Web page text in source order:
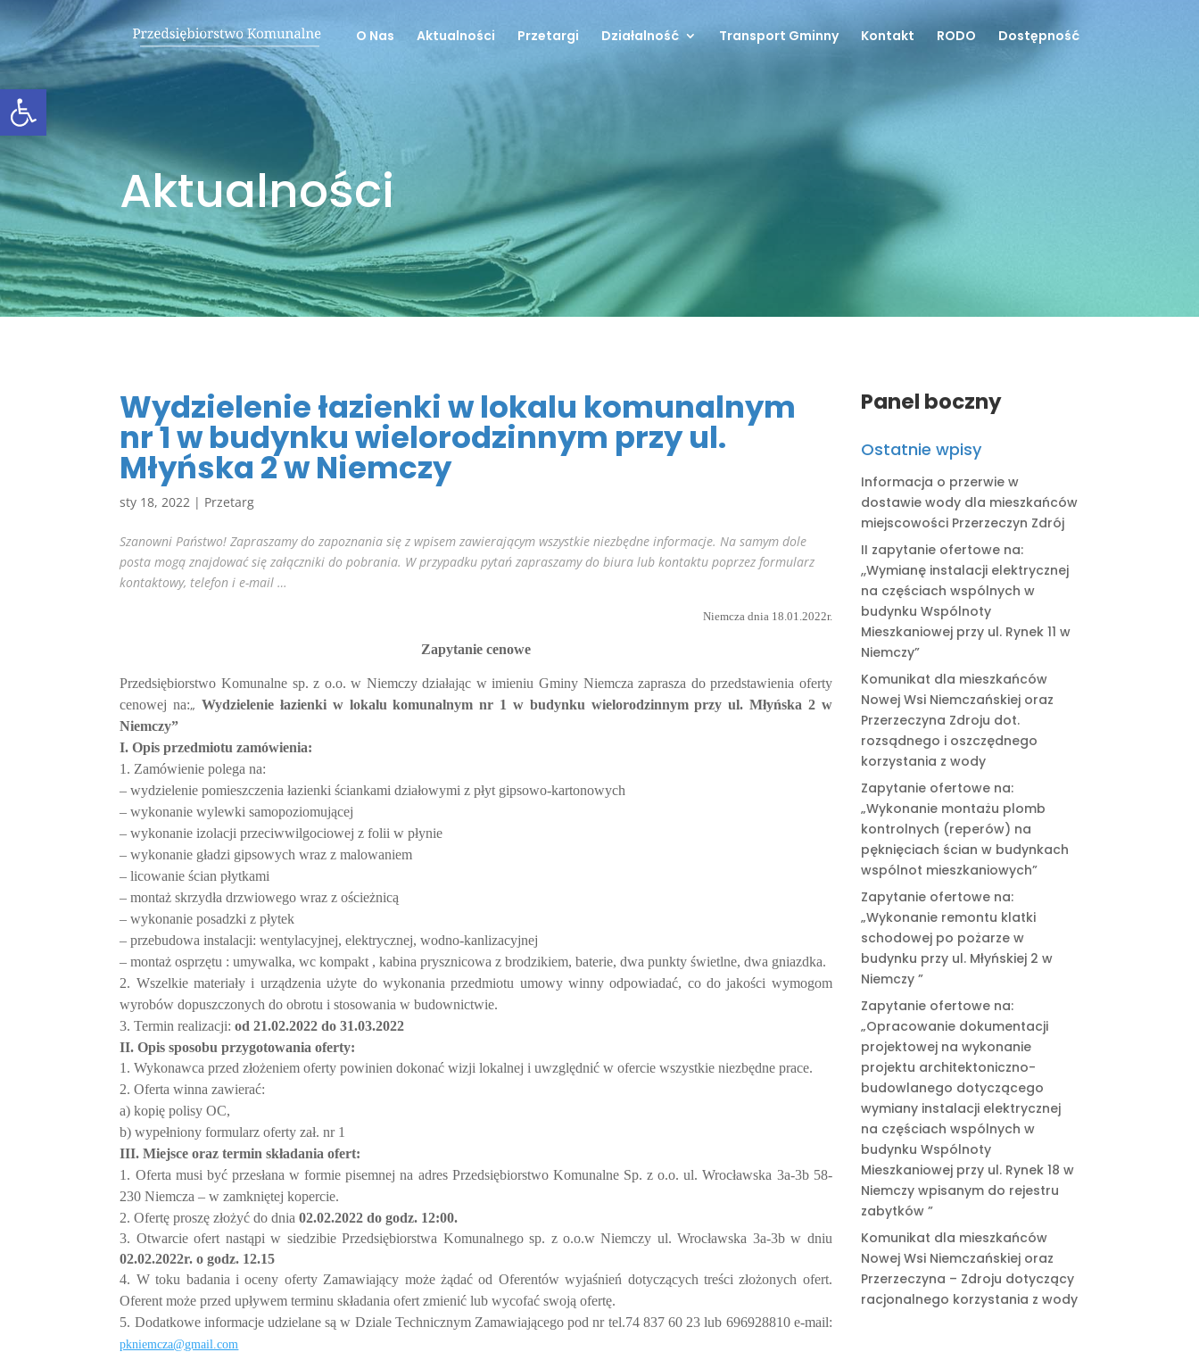
Otwórz pasek narzędzi
O Nas Aktualności Przetargi Działalność Transport Gminny Kontakt RODO Dostępność
Aktualności
Wydzielenie łazienki w lokalu komunalnym
nr 1 w budynku wielorodzinnym przy ul.
Młyńska 2 w Niemczy
sty 18, 2022 | Przetarg
Szanowni Państwo! Zapraszamy do zapoznania się z wpisem zawierającym wszystkie niezbędne informacje. Na samym dole
posta mogą znajdować się załączniki do pobrania. W przypadku pytań zapraszamy do biura lub kontaktu poprzez formularz
kontaktowy, telefon i e-mail …
Niemcza dnia 18.01.2022r.
Zapytanie cenowe
Przedsiębiorstwo Komunalne sp. z o.o. w Niemczy działając w imieniu Gminy Niemcza zaprasza do przedstawienia oferty
cenowej na:„Wydzielenie łazienki w lokalu komunalnym nr 1 w budynku wielorodzinnym przy ul. Młyńska 2 w
Niemczy”
I. Opis przedmiotu zamówienia:
1. Zamówienie polega na:
– wydzielenie pomieszczenia łazienki ściankami działowymi z płyt gipsowo-kartonowych
– wykonanie wylewki samopoziomującej
– wykonanie izolacji przeciwwilgociowej z folii w płynie
– wykonanie gładzi gipsowych wraz z malowaniem
– licowanie ścian płytkami
– montaż skrzydła drzwiowego wraz z ościeżnicą
– wykonanie posadzki z płytek
– przebudowa instalacji: wentylacyjnej, elektrycznej, wodno-kanlizacyjnej
– montaż osprzętu : umywalka, wc kompakt , kabina prysznicowa z brodzikiem, baterie, dwa punkty świetlne, dwa gniazdka.
2. Wszelkie materiały i urządzenia użyte do wykonania przedmiotu umowy winny odpowiadać, co do jakości wymogom
wyrobów dopuszczonych do obrotu i stosowania w budownictwie.
3. Termin realizacji: od 21.02.2022 do 31.03.2022
II. Opis sposobu przygotowania oferty:
1. Wykonawca przed złożeniem oferty powinien dokonać wizji lokalnej i uwzględnić w ofercie wszystkie niezbędne prace.
2. Oferta winna zawierać:
a) kopię polisy OC,
b) wypełniony formularz oferty zał. nr 1
III. Miejsce oraz termin składania ofert:
1. Oferta musi być przesłana w formie pisemnej na adres Przedsiębiorstwo Komunalne Sp. z o.o.ul. Wrocławska 3a-3b 58-
230 Niemcza – w zamkniętej kopercie.
2. Ofertę proszę złożyć do dnia02.02.2022 do godz. 12:00.
3. Otwarcie ofert nastąpi w siedzibie Przedsiębiorstwa Komunalnego sp. z o.o.w Niemczy ul. Wrocławska 3a-3b w dniu
02.02.2022r. o godz. 12.15
4. W toku badania i oceny oferty Zamawiający może żądać od Oferentów wyjaśnień dotyczących treści złożonych ofert.
Oferent może przed upływem terminu składania ofertzmienić lub wycofać swoją ofertę.
5. Dodatkowe informacje udzielane są w Dziale Technicznym Zamawiającego pod nr tel.74 837 60 23 lub 696928810 e-mail:
pkniemcza@gmail.com
Panel boczny
Ostatnie wpisy
Informacja o przerwie w
dostawie wody dla mieszkańców
miejscowości Przerzeczyn Zdrój
II zapytanie ofertowe na:
,,Wymianę instalacji elektrycznej
na częściach wspólnych w
budynku Wspólnoty
Mieszkaniowej przy ul. Rynek 11 w
Niemczy”
Komunikat dla mieszkańców
Nowej Wsi Niemczańskiej oraz
Przerzeczyna Zdroju dot.
rozsądnego i oszczędnego
korzystania z wody
Zapytanie ofertowe na:
„Wykonanie montażu plomb
kontrolnych (reperów) na
pęknięciach ścian w budynkach
wspólnot mieszkaniowych”
Zapytanie ofertowe na:
„Wykonanie remontu klatki
schodowej po pożarze w
budynku przy ul. Młyńskiej 2 w
Niemczy ”
Zapytanie ofertowe na:
„Opracowanie dokumentacji
projektowej na wykonanie
projektu architektoniczno-
budowlanego dotyczącego
wymiany instalacji elektrycznej
na częściach wspólnych w
budynku Wspólnoty
Mieszkaniowej przy ul. Rynek 18 w
Niemczy wpisanym do rejestru
zabytków ”
Komunikat dla mieszkańców
Nowej Wsi Niemczańskiej oraz
Przerzeczyna – Zdroju dotyczący
racjonalnego korzystania z wody